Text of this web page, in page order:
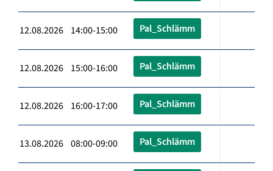
12.08.2026 14:00-15:00 Pal_Schlämm
12.08.2026 15:00-16:00 Pal_Schlämm
12.08.2026 16:00-17:00 Pal_Schlämm
13.08.2026 08:00-09:00 Pal_Schlämm